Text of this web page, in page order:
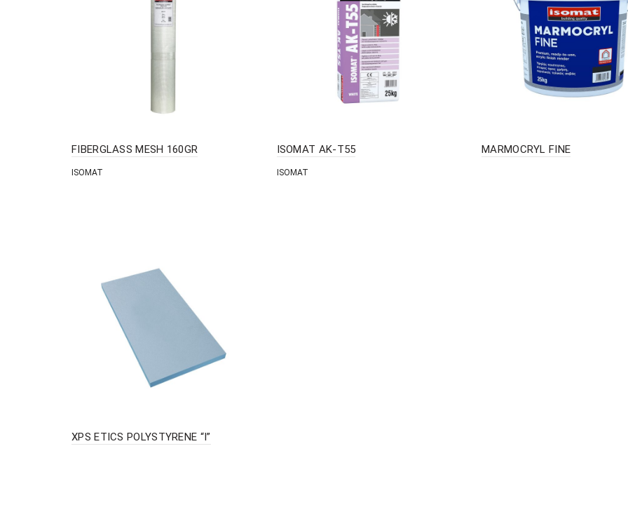
FIBERGLASS MESH 160GR
ISOMAT
ISOMAT AK-T55
ISOMAT
MARMOCRYL FINE
XPS ETICS POLYSTYRENE “I”